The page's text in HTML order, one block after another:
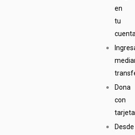
en
tu
Dona
con
tarjeta
Desde